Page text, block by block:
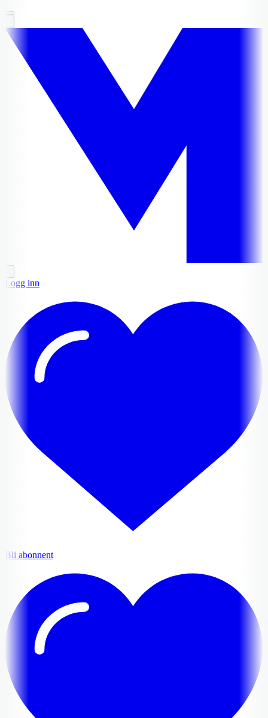
Logg inn
Bli abonnent